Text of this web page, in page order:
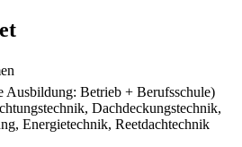
Ausbildung: Betrieb + Berufsschule)
Dachdeckungstechnik,
Energietechnik, Reetdachtechnik